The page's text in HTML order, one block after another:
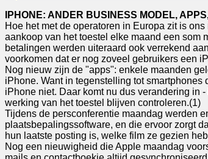
IPHONE: ANDER BUSINESS MODEL,
Hoe het met de operatoren in Europa zit is
aankoop van het toestel elke maand een som
betalingen werden uiteraard ook verrekend
voorkomen dat er nog zoveel gebruikers een
Nog nieuw zijn de "apps": enkele maanden
iPhone. Want in tegenstelling tot
iPhone niet. Daar komt nu dus verandering in
werking van het toestel blijven controleren.(1)
Tijdens de persconferentie maandag werden
plaatsbepalingssoftware, en die ervoor zorgt
hun laatste posting is, welke film ze gezien
Nog een nieuwigheid die Apple maandag